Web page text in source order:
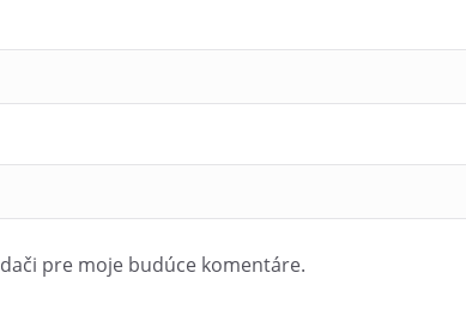
pre moje budúce komentáre.